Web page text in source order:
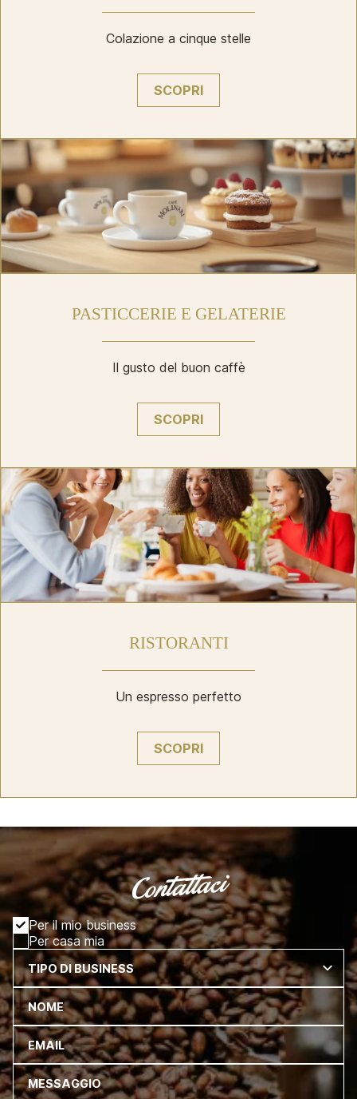
Colazione a cinque stelle
SCOPRI
PASTICCERIE E GELATERIE
Il gusto del buon caffè
SCOPRI
RISTORANTI
Un espresso perfetto
SCOPRI
Contattaci
Per il mio business
Per casa mia
TIPO DI BUSINESS
NOME
EMAIL
MESSAGGIO